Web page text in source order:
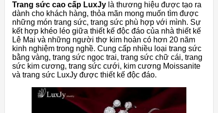
Trang sức cao cấp LuxJy là thương hiệu được tạo ra
dành cho khách hàng, thỏa mãn mong muốn tìm được
những món trang sức, trang sức phù hợp với mình. Sự
kết hợp khéo léo giữa thiết kế độc đáo của nhà thiết kế
Lê Mai và những người thợ kim hoàn có hơn 20 năm
kinh nghiệm trong nghề. Cung cấp nhiều loại trang sức
bằng vàng, trang sức ngọc trai, trang sức chữ cái, trang
sức kim cương, trang sức cưới, kim cương Moissanite
và trang sức LuxJy được thiết kế độc đáo.